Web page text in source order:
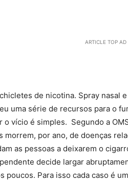
ARTICLE TOP AD
de nicotina. Spray nasal
uma série de recursos para o
o vício é simples. Segundo a
morrem, por ano, de doenças
as pessoas a deixarem o
decide largar
poucos. Para isso cada caso é